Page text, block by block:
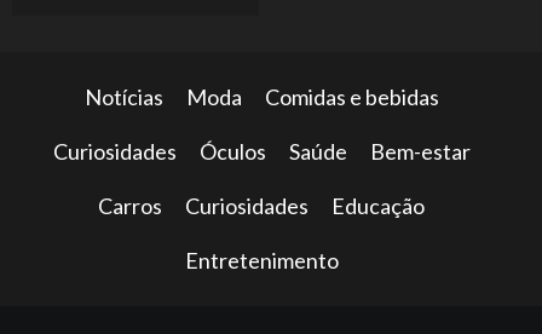
Notícias Moda Comidas e bebidas
Curiosidades Óculos Saúde Bem-estar
Carros Curiosidades Educação
Entretenimento